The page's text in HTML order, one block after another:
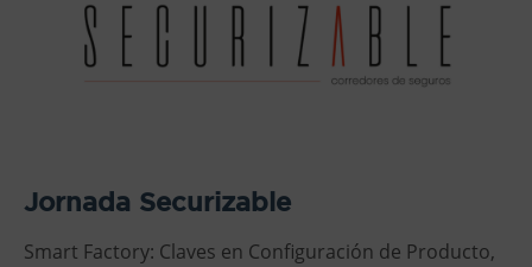
Jornada Securizable
Smart Factory: Claves en Configuración de Producto,